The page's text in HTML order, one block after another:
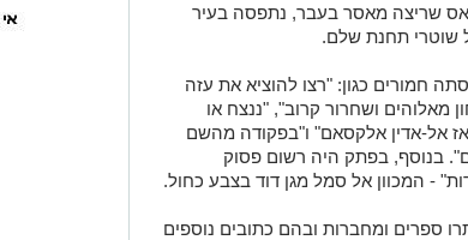
שריצה מאסר בעבר, נתפסה בעיר
שוטרי תחנת שלם.
חמורים כגון: "רצו להוציא את עזה
מאלוהים ושחרור קרוב", "ננצח או
אז אל-אדין אלקסאם" ו"בפקודה מהשם
בנוסף, בפתק היה רשום פסוק
- המכוון אל סמל מגן דוד בצבע כחול.
ספרים ומחברות ובהם כתובים נוספים